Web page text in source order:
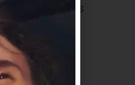
vía pública. Los
norte de
en las